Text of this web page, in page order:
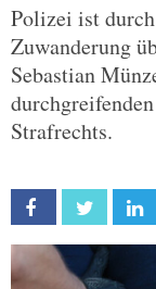
Polizei ist
Zuwanderung
Sebastian
Strafrechts.
Facebook Twitter